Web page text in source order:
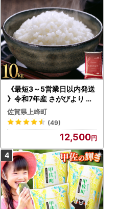
《最短3～5営業日以内発送
》令和7年産 さがびより 佐
賀県産（精米）10kg
佐賀県上峰町
(49)
12,500